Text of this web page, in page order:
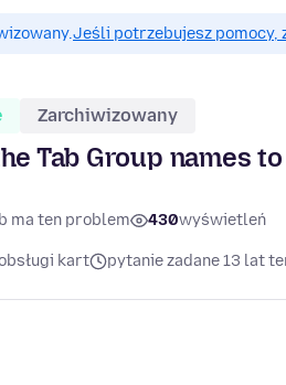
Jeśli potrzebujesz pomocy,
Zarchiwizowany
Tab Group names
ma ten problem 430wyświetleń
kart pytanie zadane 13 lat